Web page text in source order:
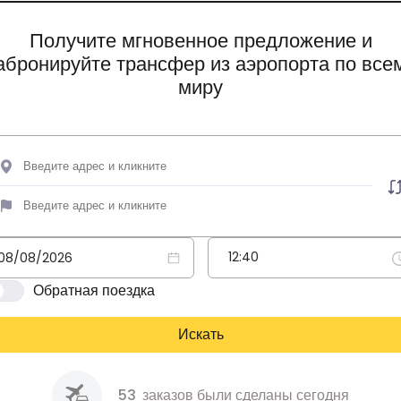
Получите мгновенное предложение и
трансфер из аэропорта по
миру
Обратная поездка
Искать
53 заказов были сделаны сегодня